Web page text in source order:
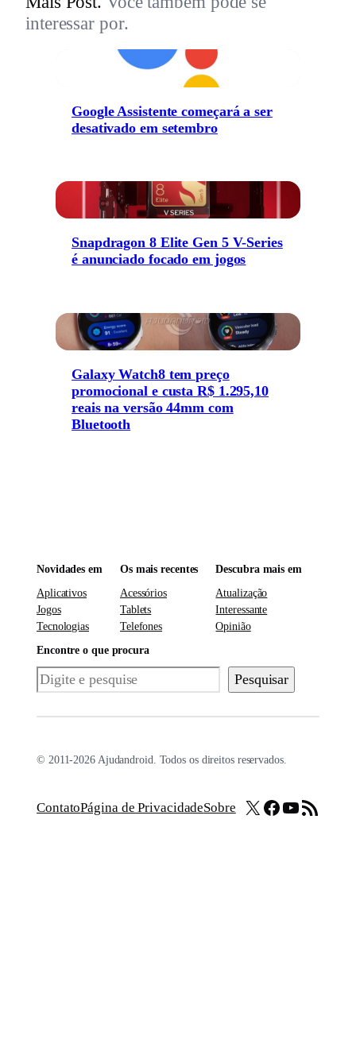
interessar por.
Google Assistente começará a ser
desativado em setembro
Snapdragon 8 Elite Gen 5 V-Series
é anunciado focado em jogos
Galaxy Watch8 tem preço
promocional e custa R$ 1.295,10
reais na versão 44mm com
Bluetooth
Novidades em
Aplicativos
Jogos
Tecnologias
Os mais recentes
Acessórios
Tablets
Telefones
Descubra mais em
Atualização
Interessante
Opinião
Encontre o que procura
Pesquisar Pesquisar
© 2011-2026 Ajudandroid. Todos os direitos reservados.
ContatoPágina de PrivacidadeSobre X Facebook
Youtube
Feed RSS